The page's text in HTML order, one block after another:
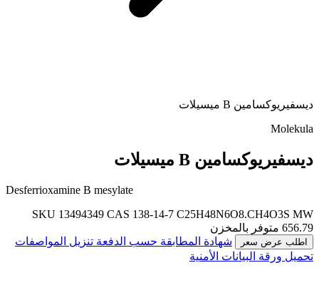
ديسفيريوكسامين B ميسيلات
Molekula
ديسفيريوكسامين B ميسيلات
Desferrioxamine B mesylate
SKU 13494349 CAS 138-14-7 C25H48N6O8.CH4O3S MW
656.79 متوفر بالمخزن
اطلب عرض سعر شهادة المطابقة حسب الدفعة تنزيل المواصفات
تحميل ورقة البيانات الأمنية